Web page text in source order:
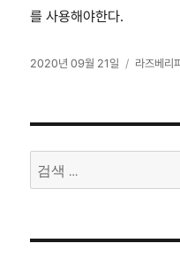
를 사용해야한다.
작
2020년 09월 21일
카
라즈베리
검
색: